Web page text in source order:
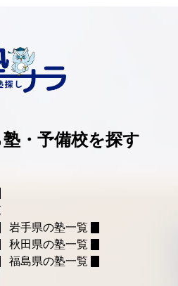
・予備校を探す
岩手県の塾一覧
秋田県の塾一覧
福島県の塾一覧